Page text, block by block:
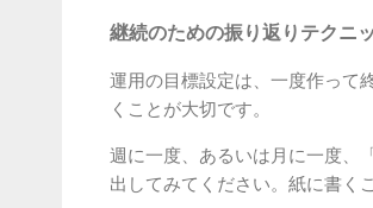
継続のための振り返りテクニ
運用の目標設定は、一度作って
くことが大切です。
週に一度、あるいは月に一度、
出してみてください。紙に書く